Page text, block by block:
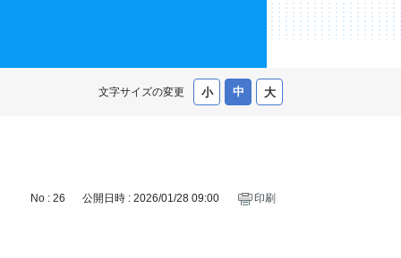
文字サイズの変更
No : 26 公開日時 : 2026/01/28 09:00 印刷